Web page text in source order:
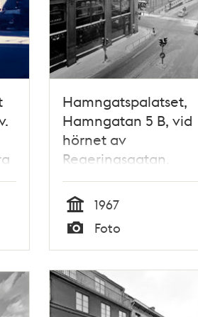
Hamngatspalatset,
Hamngatan 5 B, vid
hörnet av
Regeringsgatan.
Hamngatan 7-9, kv.
Åskslaget och kv.
Trollhättan står inför
rivning (nu Gallerians
plats). I fonden
över Hamngatan.
Tid
1967
Typ
Foto